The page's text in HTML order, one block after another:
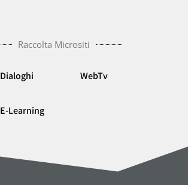
Raccolta Micrositi
Dialoghi WebTv
E-Learning